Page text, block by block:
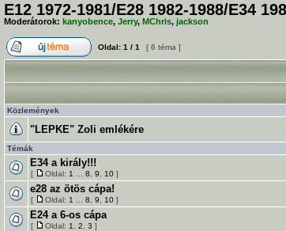
E12 1972-1981/E28 1982-1988/E34
Moderátorok: kanyobence, Jerry, MChris, jackson
Oldal: 1 / 1 [ 6 téma ]
Közlemények
"LEPKE" Zoli emlékére
Témák
E34 a király!!!
[ Oldal: 1 8 9 10 ]
e28 az ötös cápa!
[ Oldal: 1 8 9 10 ]
E24 a 6-os cápa
[ Oldal: 1 2 3 ]